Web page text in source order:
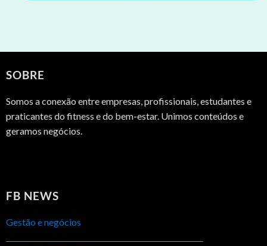
SOBRE
Somos a conexão entre empresas, profissionais, estudantes e
praticantes do fitness e do bem-estar. Unimos conteúdos e
geramos negócios.
FB NEWS
Gestão e negócios